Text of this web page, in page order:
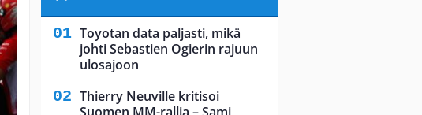
Toyotan data paljasti, mikä
johti Sebastien Ogierin rajuun
ulosajoon
Thierry Neuville kritisoi